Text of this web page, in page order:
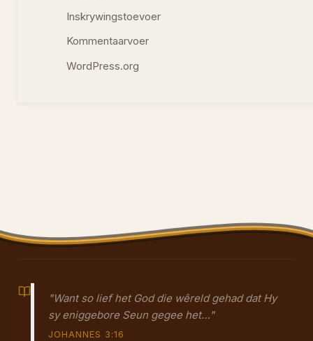
Inskrywingstoevoer
Kommentaarvoer
WordPress.org
"Want so lief het God die wêreld gehad dat Hy
sy eniggebore Seun gegee het…"
JOHANNES 3:16